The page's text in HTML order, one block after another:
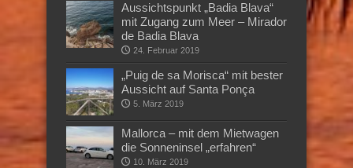
Aussichtspunkt „Badia Blava“
mit Zugang zum Meer – Mirador
de Badia Blava
24. Februar 2019
„Puig de sa Morisca“ mit bester
Aussicht auf Santa Ponça
5. März 2019
Mallorca – mit dem Mietwagen
die Sonneninsel „erfahren“
10. März 2019